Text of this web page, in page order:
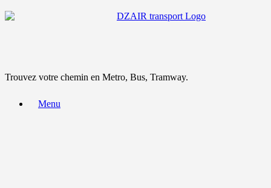
Trouvez votre chemin en Metro, Bus, Tramway.
Menu